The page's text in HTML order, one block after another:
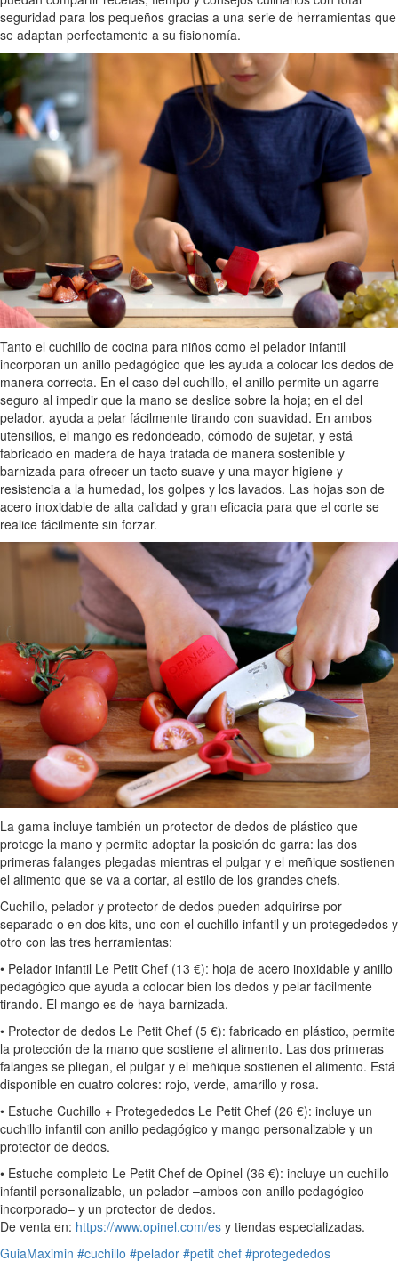
seguridad para los pequeños gracias a una serie de herramientas que
se adaptan perfectamente a su fisionomía.
Tanto el cuchillo de cocina para niños como el pelador infantil
incorporan un anillo pedagógico que les ayuda a colocar los dedos de
manera correcta. En el caso del cuchillo, el anillo permite un agarre
seguro al impedir que la mano se deslice sobre la hoja; en el del
pelador, ayuda a pelar fácilmente tirando con suavidad. En ambos
utensilios, el mango es redondeado, cómodo de sujetar, y está
fabricado en madera de haya tratada de manera sostenible y
barnizada para ofrecer un tacto suave y una mayor higiene y
resistencia a la humedad, los golpes y los lavados. Las hojas son de
acero inoxidable de alta calidad y gran eficacia para que el corte se
realice fácilmente sin forzar.
La gama incluye también un protector de dedos de plástico que
protege la mano y permite adoptar la posición de garra: las dos
primeras falanges plegadas mientras el pulgar y el meñique sostienen
el alimento que se va a cortar, al estilo de los grandes chefs.
Cuchillo, pelador y protector de dedos pueden adquirirse por
separado o en dos kits, uno con el cuchillo infantil y un protegededos y
otro con las tres herramientas:
• Pelador infantil Le Petit Chef (13 €): hoja de acero inoxidable y anillo
pedagógico que ayuda a colocar bien los dedos y pelar fácilmente
tirando. El mango es de haya barnizada.
• Protector de dedos Le Petit Chef (5 €): fabricado en plástico, permite
la protección de la mano que sostiene el alimento. Las dos primeras
falanges se pliegan, el pulgar y el meñique sostienen el alimento. Está
disponible en cuatro colores: rojo, verde, amarillo y rosa.
• Estuche Cuchillo + Protegededos Le Petit Chef (26 €): incluye un
cuchillo infantil con anillo pedagógico y mango personalizable y un
protector de dedos.
• Estuche completo Le Petit Chef de Opinel (36 €): incluye un cuchillo
infantil personalizable, un pelador –ambos con anillo pedagógico
incorporado– y un protector de dedos.
De venta en: https://www.opinel.com/es y tiendas especializadas.
GuiaMaximin #cuchillo #pelador #petit chef #protegededos